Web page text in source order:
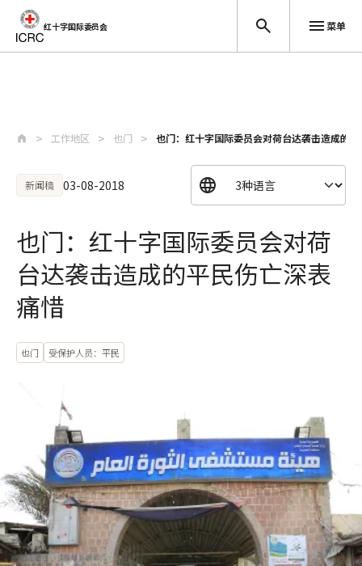
红十字国际委员会 菜单
工作地区 也门 也门：红十字国际委员会对荷台达袭击造成的
新闻稿 03-08-2018
也门：红十字国际委员会对荷
台达袭击造成的平民伤亡深表
痛惜
也门 受保护人员：平民